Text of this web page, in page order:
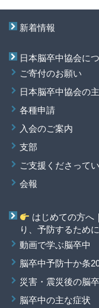
新着情報
日本脳卒中協会に
ご寄付のお願い
日本脳卒中協会の
各種申請
入会のご案内
支部
ご支援くださって
会報
はじめての方へ
り、予防するために
動画で学ぶ脳卒中
脳卒中予防十か条
災害・震災後の脳
脳卒中の主な症状